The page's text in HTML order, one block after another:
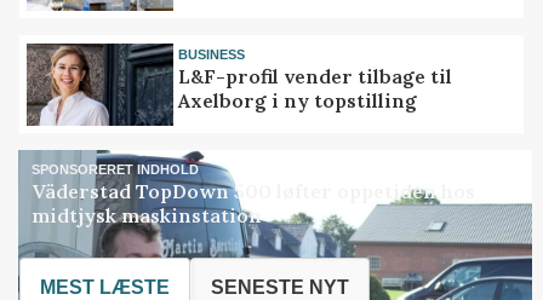
BUSINESS
L&F-profil vender tilbage til
Axelborg i ny topstilling
SPONSORERET INDHOLD
Väderstad TopDown 500 løfter oppetiden hos
midtjysk maskinstation
MEST LÆSTE SENESTE NYT